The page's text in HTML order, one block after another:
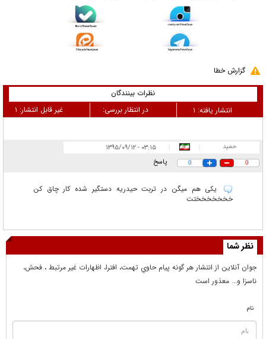
گزارش خطا
نظرات بینندگان
غیر قابل انتشار: ۱ در انتظار بررسی: انتشار یافته: ۱
حمید ۰۳:۱۵ - ۱۳۹۵/۰۹/۱۲
0
0 پاسخ
یکی هم میگن در تربت حیدریه دستگیر شده کار چاق کن
خخخخخخختت
نظر شما
جوان آنلاين از انتشار هر گونه پيام حاوي تهمت، افترا، اظهارات غير مرتبط ، فحش،
ناسزا و... معذور است
نام